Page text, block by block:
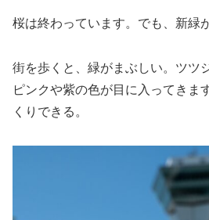
桜は終わっています。でも、新緑
街を歩くと、緑がまぶしい。ツツ
ピンクや紫の色が目に入ってきま
くりできる。